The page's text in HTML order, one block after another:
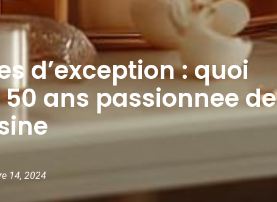
d’exception : quoi
ans passionnee de
14, 2024